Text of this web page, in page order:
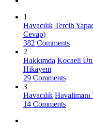
1
Havacılık Tercih
Cevap)
382 Comments
2
Hakkımda Kocaeli
Hikayem
29 Comments
3
Havacılık Havalimanı
14 Comments